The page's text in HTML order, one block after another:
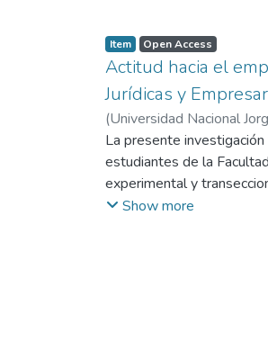
Item Open Access
Actitud hacia el
Jurídicas y
(Universidad Nacional
La presente
estudiantes de la
experimental y
de Universidad Nacional
Show more